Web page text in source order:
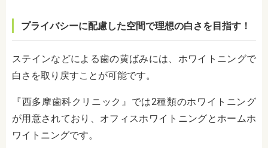
プライバシーに配慮した空間で理想の白さを目指す！
ステインなどによる歯の黄ばみには、ホワイトニングで
白さを取り戻すことが可能です。
『西多摩歯科クリニック』では2種類のホワイトニング
が用意されており、オフィスホワイトニングとホームホ
ワイトニングです。